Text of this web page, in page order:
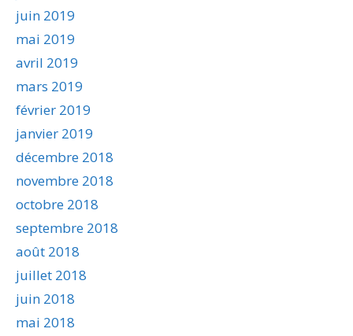
juin 2019
mai 2019
avril 2019
mars 2019
février 2019
janvier 2019
décembre 2018
novembre 2018
octobre 2018
septembre 2018
août 2018
juillet 2018
juin 2018
mai 2018